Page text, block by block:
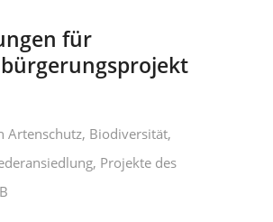
für
Artenschutz, Biodiversität,
, Projekte des